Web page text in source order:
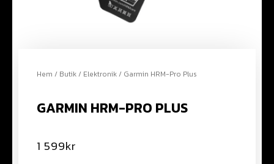
Hem / Butik/ Elektronik/ Garmin HRM-Pro Plus
GARMIN HRM-PRO PLUS
1 599kr